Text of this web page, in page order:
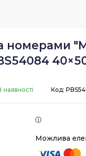
номерами
наявності Код: